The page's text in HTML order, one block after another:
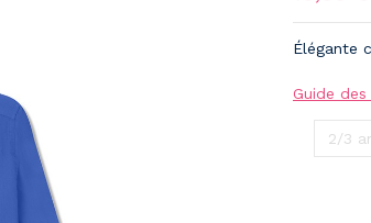
Élégante
Guide
2/3